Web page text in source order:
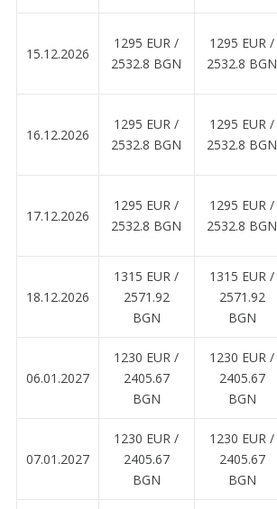
15.12.2026
1295 EUR ∕
2532.8 BGN
1295 EUR ∕
2532.8 BGN
16.12.2026
1295 EUR ∕
2532.8 BGN
1295 EUR ∕
2532.8 BGN
17.12.2026
1295 EUR ∕
2532.8 BGN
1295 EUR ∕
2532.8 BGN
18.12.2026
1315 EUR ∕
2571.92
BGN
1315 EUR ∕
2571.92
BGN
06.01.2027
1230 EUR ∕
2405.67
BGN
1230 EUR ∕
2405.67
BGN
07.01.2027
1230 EUR ∕
2405.67
BGN
1230 EUR ∕
2405.67
BGN